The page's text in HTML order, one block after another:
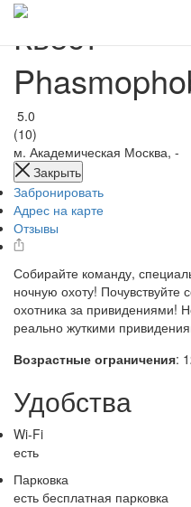
Квест
5.0
(10)
м. Академическая Москва, -
Закрыть
Забронировать
Адрес на карте
Отзывы
Собирайте команду,
ночную охоту!
охотника за привидениями!
реально жуткими
Возрастные ограничения:
Удобства
Wi-Fi
есть
Парковка
есть бесплатная парковка